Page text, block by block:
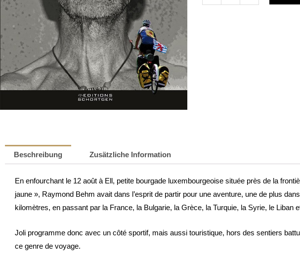
Beschreibung Zusätzliche Information
En enfourchant le 12 août à Ell, petite bourgade luxembourgeoise située près de la
jaune », Raymond Behm avait dans l’esprit de partir pour une aventure, une de plus
kilomètres, en passant par la France, la Bulgarie, la Grèce, la Turquie, la Syrie, le Liban
Joli programme donc avec un côté sportif, mais aussi touristique, hors des sentiers
ce genre de voyage.